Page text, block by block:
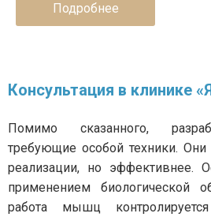
Подробнее
Консультация в клинике
Помимо сказанного,
требующие особой техники.
реализации, но эффективнее.
применением биологической
работа мышц